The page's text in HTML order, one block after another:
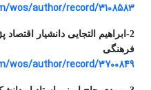
wos/author/record/3108583
2-ابراهیم التجایی دانشیار
فرهنگی
wos/author/record/3700849